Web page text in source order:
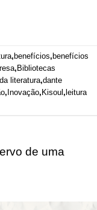
,benefícios,benefícios
,Bibliotecas
literatura,dante
,Inovação,Kisoul,leitura
de uma